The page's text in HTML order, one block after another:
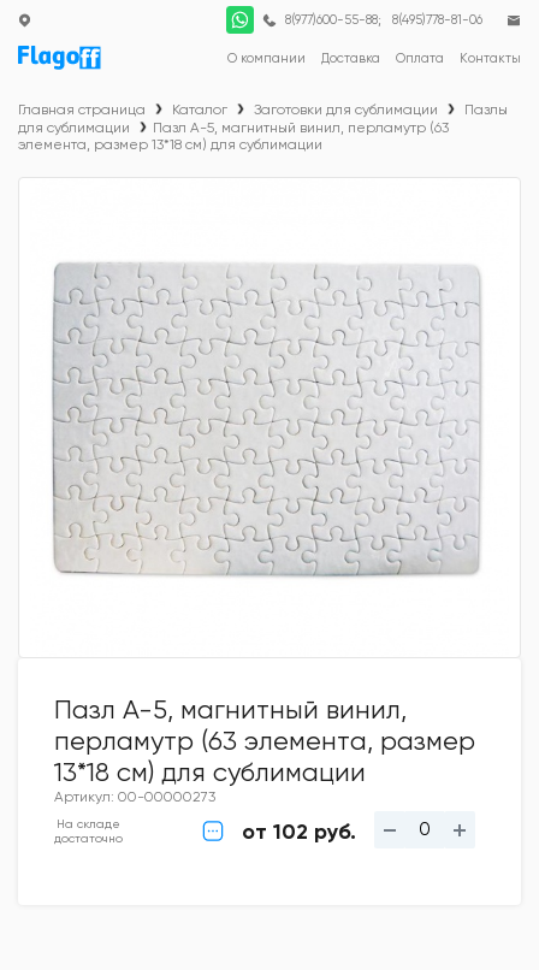
О компании Доставка Оплата Контакты
8(977)600-55-88; 8(495)778-81-06
Главная страница Каталог Заготовки для сублимации
Пазлы
для сублимации
Пазл А-5, магнитный винил, перламутр (63
элемента, размер 13*18 см) для сублимации
Пазл А-5, магнитный винил,
перламутр (63 элемента, размер
13*18 см) для сублимации
Артикул: 00-00000273
На складе
достаточно
от 102 руб.